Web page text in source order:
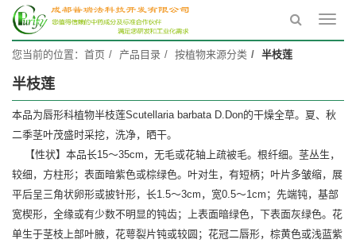
您当前的位置： 首页 产品目录 按植物来源分类 半枝莲
半枝莲
本品为唇形科植物半枝莲Scutellaria barbata D.Don的干燥全草。夏、秋
二季茎叶茂盛时采挖，洗净，晒干。
【性状】本品长15～35cm，无毛或花轴上疏被毛。根纤细。茎丛生，
较细，方柱形；表面暗紫色或棕绿色。叶对生，有短柄；叶片多皱缩，展
平后呈三角状卵形或披针形，长1.5～3cm，宽0.5～1cm；先端钝，基部
宽楔形，全缘或有少数不明显的钝齿；上表面暗绿色，下表面灰绿色。花
单生于茎枝上部叶腋，花萼裂片钝或较圆；花冠二唇形，棕黄色或浅蓝紫